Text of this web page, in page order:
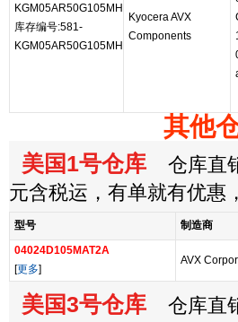
KGM05AR50G105MH
库存编号:581-
KGM05AR50G105MH
Kyocera AVX
Components
其他
美国1号仓库 仓库直
元含税运，有单就有优惠
型号 制造商
04024D105MAT2A
[更多]
AVX
美国3号仓库 仓库直